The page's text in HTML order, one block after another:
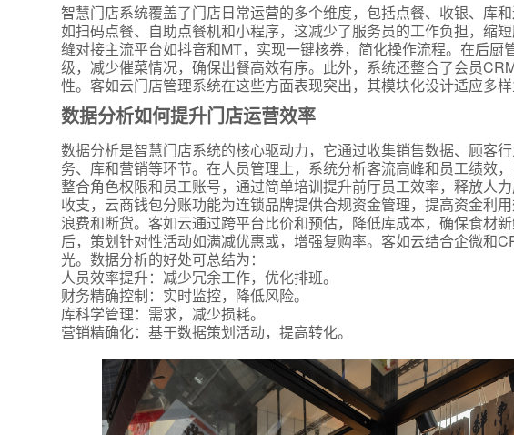
智慧门店系统覆盖了门店日常运营的多个维度，包括点餐、收银、库
如扫码点餐、自助点餐机和小程序，这减少了服务员的工作负担，缩
缝对接主流平台如抖音和MT，实现一键核券，简化操作流程。在后
级，减少催菜情况，确保出餐高效有序。此外，系统还整合了会员
性。客如云门店管理系统在这些方面表现突出，其模块化设计适应多
数据分析如何提升门店运营效率
数据分析是智慧门店系统的核心驱动力，它通过收集销售数据、顾客
务、库和营销等环节。在人员管理上，系统分析客流高峰和员工绩效
整合角色权限和员工账号，通过简单培训提升前厅员工效率，释放人
收支，云商钱包分账功能为连锁品牌提供合规资金管理，提高资金利
浪费和断货。客如云通过跨平台比价和预估，降低库成本，确保食材
后，策划针对性活动如满减优惠或，增强复购率。客如云结合企微和
光。数据分析的好处可总结为：
人员效率提升：减少冗余工作，优化排班。
财务精确控制：实时监控，降低风险。
库科学管理：需求，减少损耗。
营销精确化：基于数据策划活动，提高转化。